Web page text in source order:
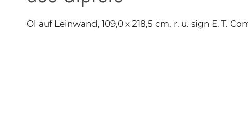
Öl auf Leinwand, 109,0 x 218,5 cm, r. u. sign E. T.